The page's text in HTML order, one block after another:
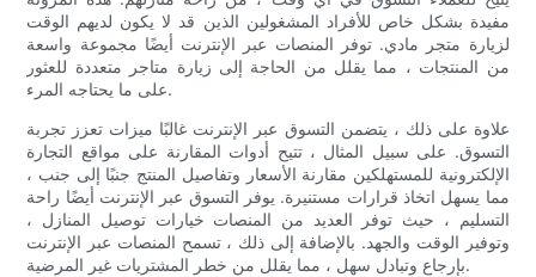
مفيدة بشكل خاص للأفراد المشغولين الذين قد لا يكون لديهم الوقت
لزيارة متجر مادي. توفر المنصات عبر الإنترنت أيضًا مجموعة واسعة
من المنتجات ، مما يقلل من الحاجة إلى زيارة متاجر متعددة للعثور
على ما يحتاجه المرء.
علاوة على ذلك ، يتضمن التسوق عبر الإنترنت غالبًا ميزات تعزز تجربة
التسوق. على سبيل المثال ، تتيح أدوات المقارنة على مواقع التجارة
الإلكترونية للمستهلكين مقارنة الأسعار وتفاصيل المنتج جنبًا إلى جنب ،
مما يسهل اتخاذ قرارات مستنيرة. يوفر التسوق عبر الإنترنت أيضًا راحة
التسليم ، حيث توفر العديد من المنصات خيارات توصيل المنازل ،
وتوفير الوقت والجهد. بالإضافة إلى ذلك ، تسمح المنصات عبر الإنترنت
بإرجاع وتبادل سهل ، مما يقلل من خطر المشتريات غير المرضية.